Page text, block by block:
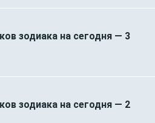
зодиака на сегодня — 3
зодиака на сегодня — 2